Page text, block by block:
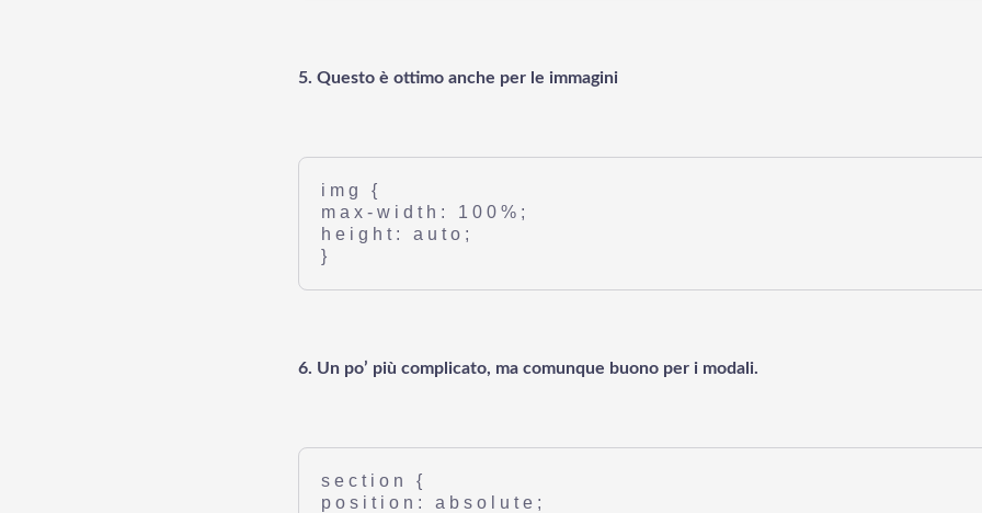
5. Questo è ottimo anche per le immagini
img {
max-width: 100%;
height: auto;
}
6. Un po’ più complicato, ma comunque buono per i modali.
section {
position: absolute;